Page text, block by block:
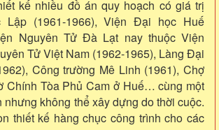
kế nhiều đồ án quy hoạch có giá trị
(1961-1966), Viện Đại học Huế
Nguyên Tử Đà Lạt nay thuộc Viện
Tử Việt Nam (1962-1965), Làng Đại
Công trường Mê Linh (1961), Chợ
Chính Tòa Phủ Cam ở Huế… cùng một
nhưng không thể xây dựng do thời cuộc.
thiết kế hàng chục công trình cho các